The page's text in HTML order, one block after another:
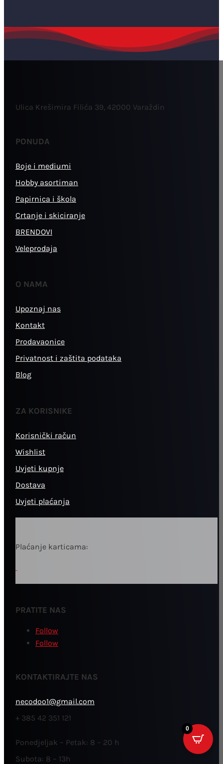
Ulica Krešimira Filića 39, 42000 Varaždin
PONUDA
Boje i mediumi
Hobby asortiman
Papirnica i škola
Crtanje i skiciranje
BRENDOVI
Veleprodaja
O NAMA
Upoznaj nas
Kontakt
Prodavaonice
Privatnost i zaštita podataka
Blog
ZA KORISNIKE
Korisnički račun
Wishlist
Uvjeti kupnje
Dostava
Uvjeti plaćanja
Plaćanje karticama:
PRATITE NAS
Follow
Follow
KONTAKTIRAJTE NAS
necodoo1@gmail.com
+ 385 42 351 121
Ponedjeljak – Petak: 8 – 20 h
Subota: 8 – 13h
0